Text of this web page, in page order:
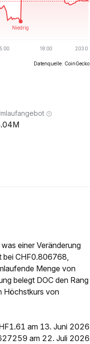
Datenquelle: CoinGecko
einer Veränderung
bei CHF0.806768,
Menge von
belegt DOC den Rang
Höchstkurs von
am 13. Juni 2026
am 22. Juli 2026